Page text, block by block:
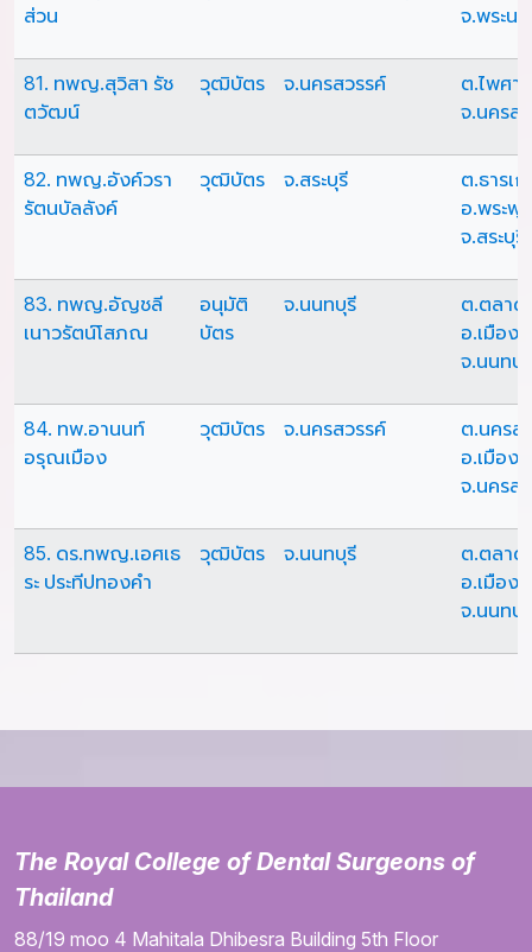
ส่วน
จ.พระน
81. ทพญ.สุวิสา รัช
ตวัฒน์
วุฒิบัตร จ.นครสวรรค์
ต.ไพศา
จ.นครส
82. ทพญ.อังค์วรา
รัตนบัลลังค์
วุฒิบัตร จ.สระบุรี
ต.ธารเ
อ.พระพุ
จ.สระบุรี
83. ทพญ.อัญชลี
เนาวรัตน์โสภณ
อนุมัติ
บัตร
จ.นนทบุรี
ต.ตลา
อ.เมือง
จ.นนทบุรี
84. ทพ.อานนท์
อรุณเมือง
วุฒิบัตร จ.นครสวรรค์
ต.นครส
อ.เมือง
จ.นครส
85. ดร.ทพญ.เอศเธ
ระ ประทีปทองคำ
วุฒิบัตร จ.นนทบุรี
ต.ตลา
อ.เมือง
จ.นนทบุรี
The Royal College of Dental Surgeons of
Thailand
88/19 moo 4 Mahitala Dhibesra Building 5th Floor